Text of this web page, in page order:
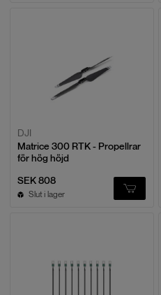
DJI
Matrice 300 RTK - Propellrar
för hög höjd
SEK 808
Slut i lager